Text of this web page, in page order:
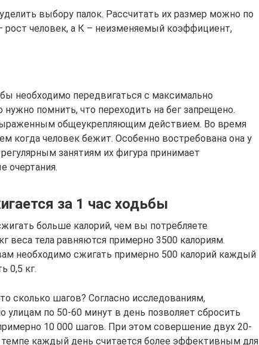
выбору палок. Рассчитать их размер можно по
рост человек, а К – неизменяемый коэффициент,
необходимо передвигаться с максимально
помнить, что переходить на бег запрещено.
общеукрепляющим действием. Во время
человек бежит. Особенно востребована она у
занятиям их фигура принимает
очертания.
за 1 час ходьбы
больше калорий, чем вы потребляете
веса тела равняются примерно 3500 калориям.
необходимо сжигать примерно 500 калорий каждый
0,5 кг.
сколько шагов? Согласно исследованиям,
улицам по 50-60 минут в день позволяет сбросить
10 000 шагов. При этом совершение двух 20-
каждый день считается более эффективным для